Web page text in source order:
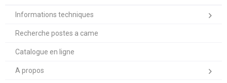
Informations techniques
Recherche postes a came
Catalogue en ligne
A propos